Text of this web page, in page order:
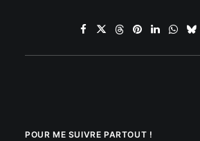
POUR ME SUIVRE PARTOUT !